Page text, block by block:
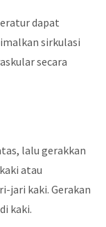
dapat
sirkulasi
secara
lalu gerakkan
atau
jari kaki. Gerakan
kaki.